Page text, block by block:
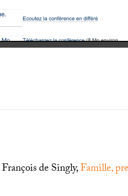
François de Singly,Famille,